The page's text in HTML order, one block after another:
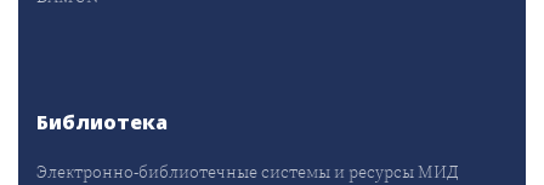
Библиотека
Электронно-библиотечные системы и ресурсы МИД